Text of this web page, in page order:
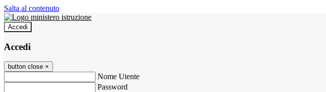
Salta al contenuto
Accedi
Accedi
button close ×
Nome Utente
Password